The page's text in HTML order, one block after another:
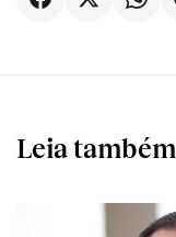
Leia também